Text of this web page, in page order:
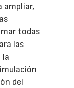
ampliar,
todas
las
la
del